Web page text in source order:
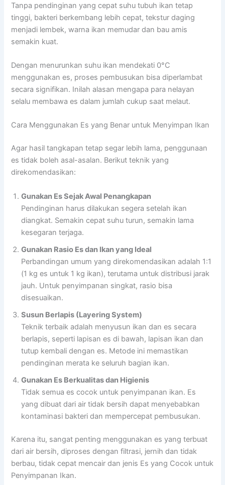
Tanpa pendinginan yang cepat suhu tubuh ikan tetap
tinggi, bakteri berkembang lebih cepat, tekstur daging
menjadi lembek, warna ikan memudar dan bau amis
semakin kuat.
Dengan menurunkan suhu ikan mendekati 0°C
menggunakan es, proses pembusukan bisa diperlambat
secara signifikan. Inilah alasan mengapa para nelayan
selalu membawa es dalam jumlah cukup saat melaut.
Cara Menggunakan Es yang Benar untuk Menyimpan Ikan
Agar hasil tangkapan tetap segar lebih lama, penggunaan
es tidak boleh asal-asalan. Berikut teknik yang
direkomendasikan:
Gunakan Es Sejak Awal Penangkapan
Pendinginan harus dilakukan segera setelah ikan
diangkat. Semakin cepat suhu turun, semakin lama
kesegaran terjaga.
Gunakan Rasio Es dan Ikan yang Ideal
Perbandingan umum yang direkomendasikan adalah 1:1
(1 kg es untuk 1 kg ikan), terutama untuk distribusi jarak
jauh. Untuk penyimpanan singkat, rasio bisa
disesuaikan.
Susun Berlapis (Layering System)
Teknik terbaik adalah menyusun ikan dan es secara
berlapis, seperti lapisan es di bawah, lapisan ikan dan
tutup kembali dengan es. Metode ini memastikan
pendinginan merata ke seluruh bagian ikan.
Gunakan Es Berkualitas dan Higienis
Tidak semua es cocok untuk penyimpanan ikan. Es
yang dibuat dari air tidak bersih dapat menyebabkan
kontaminasi bakteri dan mempercepat pembusukan.
Karena itu, sangat penting menggunakan es yang terbuat
dari air bersih, diproses dengan filtrasi, jernih dan tidak
berbau, tidak cepat mencair dan jenis Es yang Cocok untuk
Penyimpanan Ikan.